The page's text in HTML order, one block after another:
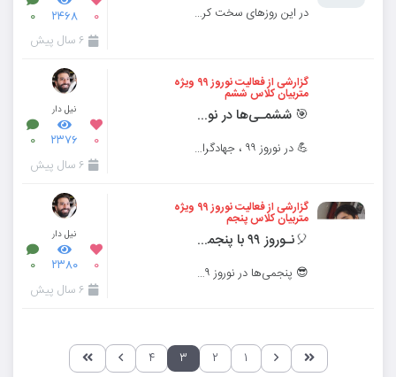
در این روزهای سخت کرونایی که بزرگترها هم از وضعیت موجود دل خوشی ندارند دانش آموزان کلاس چهارم با انج ۰ ۲۴۶۸ ۰
۶ سال پیش
گزارشی از فعالیت نوروز ۹۹ ویژه
متربیان کلاس ششم
🎯 ششمـی‌ها در نوروز ۹۹ 🎯
💪 در نوروز ۹۹ ، جهادگران کلاس ششم چه کردند؟
نیل دار
۰ ۲۳۷۶ ۰
۶ سال پیش
گزارشی از فعالیت نوروز ۹۹ ویژه
متربیان کلاس پنجم
🎈نـوروز ۹۹ با پنجمـی‌ها🎈
😎 پنجمی‌ها در نوروز ۹۹ کرونایی چه کردند؟
نیل دار
۰ ۲۳۸۰ ۰
۶ سال پیش
۱ ۲ ۳ ۴